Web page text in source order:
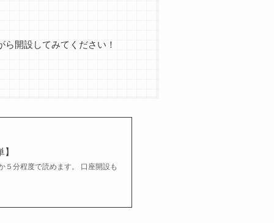
ら開設してみてください！
５分程度で読めます。 口座開設も